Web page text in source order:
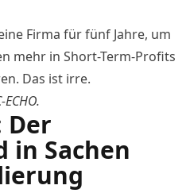
Firma für fünf Jahre, um
mehr in Short-Term-Profits
Das ist irre.
Der
in Sachen